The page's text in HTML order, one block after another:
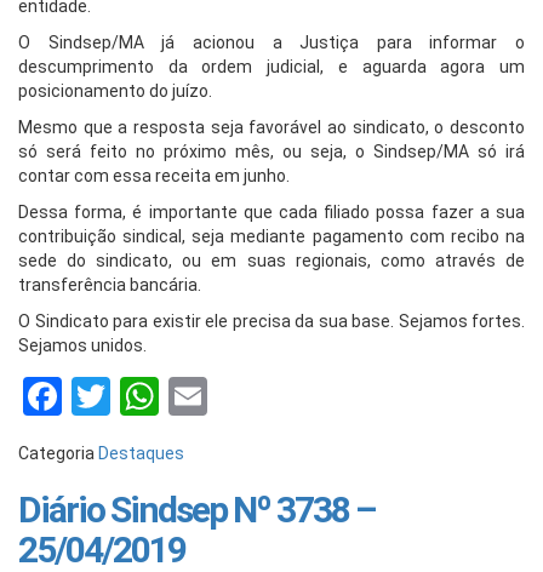
entidade.
O Sindsep/MA já acionou a Justiça para informar o
descumprimento da ordem judicial, e aguarda agora um
posicionamento do juízo.
Mesmo que a resposta seja favorável ao sindicato, o desconto
só será feito no próximo mês, ou seja, o Sindsep/MA só irá
contar com essa receita em junho.
Dessa forma, é importante que cada filiado possa fazer a sua
contribuição sindical, seja mediante pagamento com recibo na
sede do sindicato, ou em suas regionais, como através de
transferência bancária.
O Sindicato para existir ele precisa da sua base. Sejamos fortes.
Sejamos unidos.
Facebook
TwitterWhatsApp
Categoria Destaques
Diário Sindsep Nº 3738 –
25/04/2019